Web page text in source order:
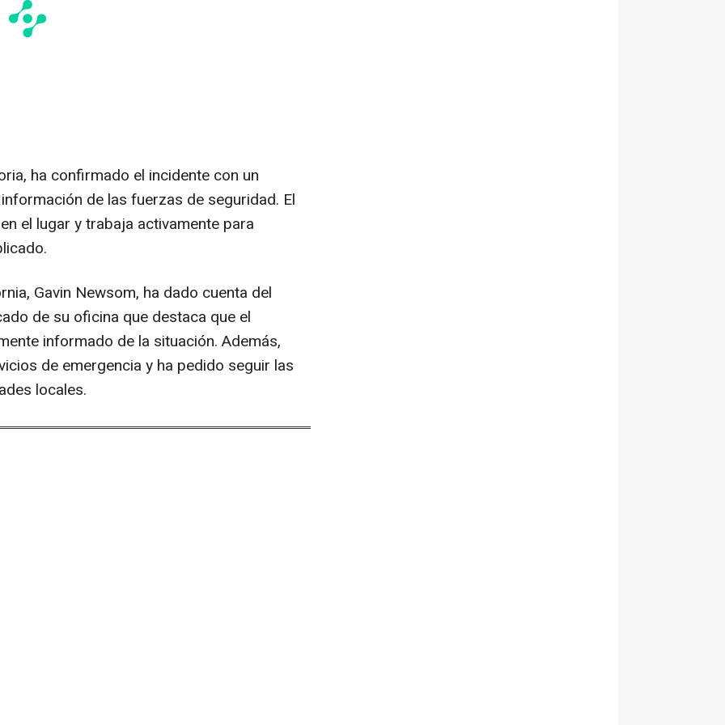
ha confirmado el incidente con un
de las fuerzas de seguridad. El
el lugar y trabaja activamente para
Gavin Newsom, ha dado cuenta del
de su oficina que destaca que el
informado de la situación. Además,
de emergencia y ha pedido seguir las
locales.